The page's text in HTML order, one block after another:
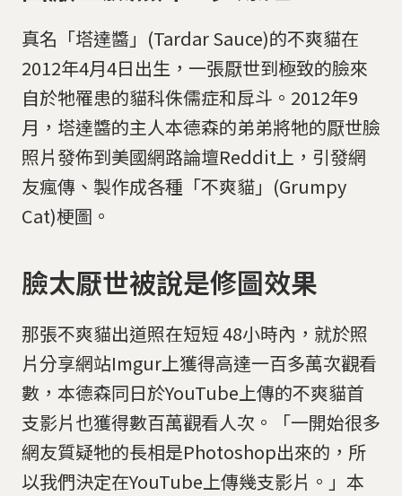
真名「塔達醬」(Tardar Sauce)的不爽貓在
2012年4月4日出生，一張厭世到極致的臉來
自於牠罹患的貓科侏儒症和戽斗。2012年9
月，塔達醬的主人本德森的弟弟將牠的厭世臉
照片發佈到美國網路論壇Reddit上，引發網
友瘋傳、製作成各種「不爽貓」(Grumpy
Cat)梗圖。
臉太厭世被說是修圖效果
那張不爽貓出道照在短短 48小時內，就於照
片分享網站Imgur上獲得高達一百多萬次觀看
數，本德森同日於YouTube上傳的不爽貓首
支影片也獲得數百萬觀看人次。「一開始很多
網友質疑牠的長相是Photoshop出來的，所
以我們決定在YouTube上傳幾支影片。」本